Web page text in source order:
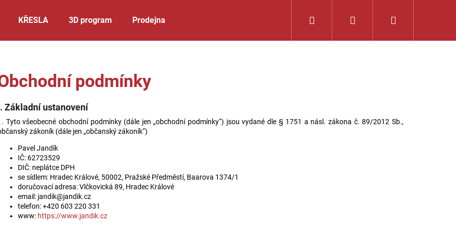
KŘESLA 3D program Prodejna Přihlášení
podmínky
Základní ustanovení
Tyto všeobecné obchodní podmínky (dále jen „obchodní podmínky“) jsou vydané dle § 1751 a násl. zákona č. 89/2012 Sb.,
zákoník (dále jen „občanský zákoník“)
Pavel Jandík
IČ: 62723529
DIČ: neplátce DPH
se sídlem: Hradec Králové, 50002, Pražské Předměstí, Baarova 1374/1
doručovací adresa:Vlčkovická 89, Hradec Králové
email: jandik@jandik.cz
telefon: +420 603 220 331
www: https://www.jandik.cz
Doporučujeme
CLYDEKŘESLO